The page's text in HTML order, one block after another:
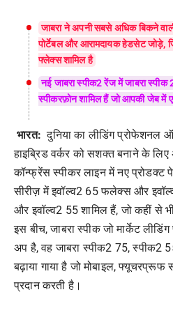
जाबरा ने अपनी सबसे अधिक बिकने
पोर्टेबल और आरामदायक हेडसेट जोड़े,
फ्लेक्स शामिल है
नई जाबरा स्पीक2 रेंज में जाबरा
स्पीकरफ़ोन शामिल हैं जो आपकी जेब में
भारत: दुनिया का लीडिंग प्रोफेशनल
हाइब्रिड वर्कर को सशक्त बनाने के
कॉन्फ्रेंस स्पीकर लाइन में नए प्रोडक्ट
सीरीज़ में इवॉल्व2 65 फलेक्स और
और इवॉल्व2 55 शामिल हैं, जो कहीं से
इस बीच, जाबरा स्पीक जो मार्केट
अप है, वह जाबरा स्पीक2 75,
बढ़ाया गाया है जो मोबाइल, फ्यूचरप्रूफ
प्रदान करती है।